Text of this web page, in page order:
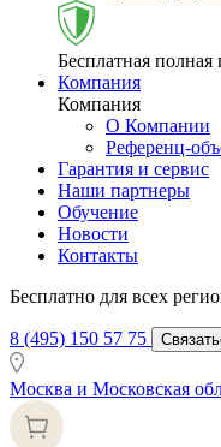
Бесплатная полная
Компания
Компания
О Компании
Референц-
Гарантия и сервис
Наши партнеры
Обучение
Новости
Контакты
Бесплатно для всех
8 (495) 150 57 75
Москва и Московская